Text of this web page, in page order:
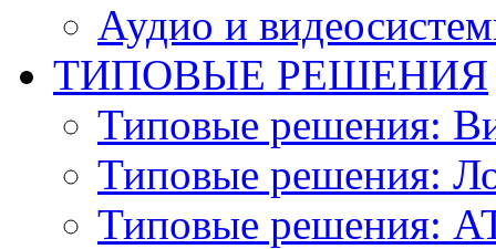
Аудио и
ТИПОВЫЕ РЕШЕНИЯ
Типовые решения:
Типовые решения:
Типовые решения: